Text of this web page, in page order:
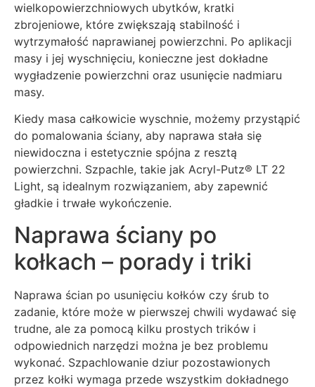
wielkopowierzchniowych ubytków, kratki
zbrojeniowe, które zwiększają stabilność i
wytrzymałość naprawianej powierzchni. Po aplikacji
masy i jej wyschnięciu, konieczne jest dokładne
wygładzenie powierzchni oraz usunięcie nadmiaru
masy.
Kiedy masa całkowicie wyschnie, możemy przystąpić
do pomalowania ściany, aby naprawa stała się
niewidoczna i estetycznie spójna z resztą
powierzchni. Szpachle, takie jak Acryl-Putz® LT 22
Light, są idealnym rozwiązaniem, aby zapewnić
gładkie i trwałe wykończenie.
Naprawa ściany po
kołkach – porady i triki
Naprawa ścian po usunięciu kołków czy śrub to
zadanie, które może w pierwszej chwili wydawać się
trudne, ale za pomocą kilku prostych trików i
odpowiednich narzędzi można je bez problemu
wykonać. Szpachlowanie dziur pozostawionych
przez kołki wymaga przede wszystkim dokładnego